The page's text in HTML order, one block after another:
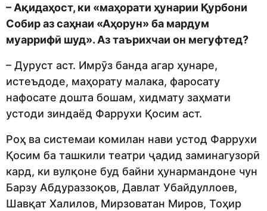
– Ақидаҳост, ки «маҳорати ҳунарии Қурбони
Собир аз саҳнаи «Аҳорун» ба мардум
муаррифӣ шуд». Аз таърихчаи он мегуфтед?
– Дуруст аст. Имрӯз банда агар ҳунаре,
истеъдоде, маҳорату малака, фаросату
нафосате дошта бошам, хидмату заҳмати
устоди зиндаёд Фаррухи Қосим аст.
Роҳ ва системаи комилан нави устод Фаррухи
Қосим ба ташкили театри ҷадид заминагузорӣ
кард, ки вулқоне буд байни ҳунармандоне чун
Барзу Абдураззоқов, Давлат Убайдуллоев,
Шавқат Халилов, Мирзоватан Миров, Тоҳир